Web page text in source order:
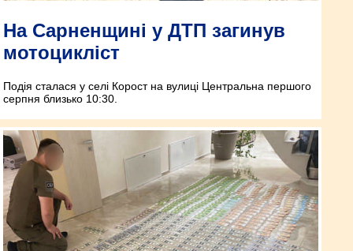
На Сарненщині у ДТП загинув
мотоцикліст
Подія сталася у селі Корост на вулиці Центральна першого
серпня близько 10:30.